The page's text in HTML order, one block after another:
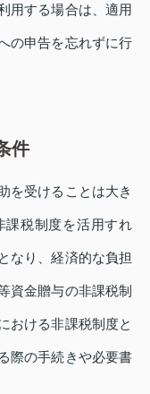
用する場合は、適用
の申告を忘れずに行
件
を受けることは大き
課税制度を活用すれ
なり、経済的な負担
資金贈与の非課税制
おける非課税制度と
際の手続きや必要書